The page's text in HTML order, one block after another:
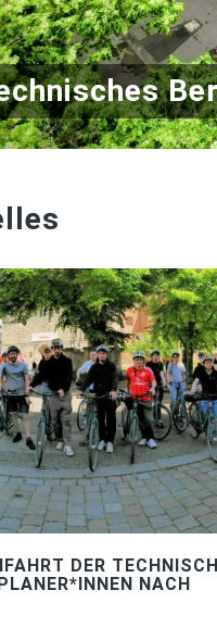
DER
NACH